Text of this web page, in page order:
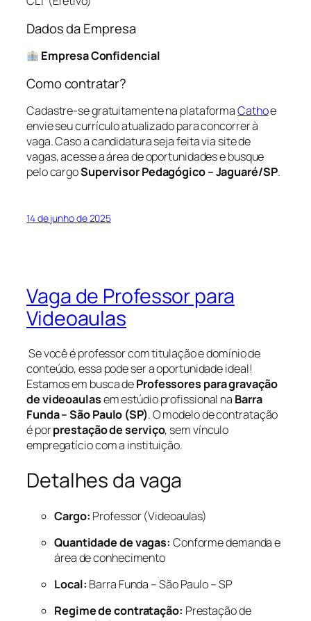
Dados da Empresa
Empresa Confidencial
Como contratar?
Cadastre-se gratuitamente na plataformaCathoe
envie seu currículo atualizado para concorrer à
vaga. Caso a candidatura seja feita via site de
vagas, acesse a área de oportunidades e busque
pelo cargoSupervisor Pedagógico – Jaguaré/SP.
14 de junho de 2025
Vaga de Professor para
Videoaulas
Se você é professor com titulação e domínio de
conteúdo, essa pode ser a oportunidade ideal!
Estamos em busca deProfessores para gravação
de videoaulasem estúdio profissional na Barra
Funda – São Paulo (SP). O modelo de contratação
é porprestação de serviço, sem vínculo
empregatício com a instituição.
Detalhes da vaga
Cargo: Professor (Videoaulas)
Quantidade de vagas: Conforme demanda e
área de conhecimento
Local: Barra Funda – São Paulo – SP
Regime de contratação: Prestação de